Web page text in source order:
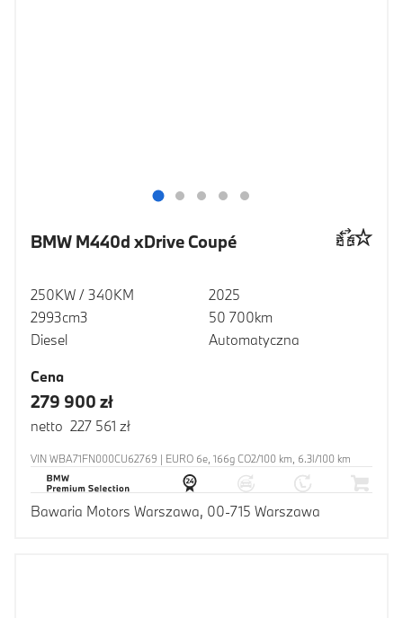
BMW M440d xDrive Coupé
250KW / 340KM
2993cm3
Diesel
2025
50 700km
Automatyczna
Cena
279 900 zł
netto 227 561 zł
VIN WBA71FN000CU62769 | EURO 6e, 166g CO2/100 km, 6.3l/100 km
Bawaria Motors Warszawa, 00-715 Warszawa